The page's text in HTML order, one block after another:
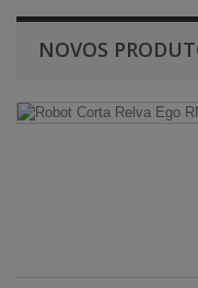
NOVOS